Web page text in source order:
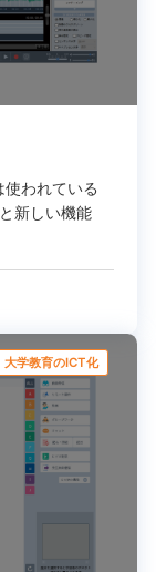
われている
新しい機能
大学教育のICT化